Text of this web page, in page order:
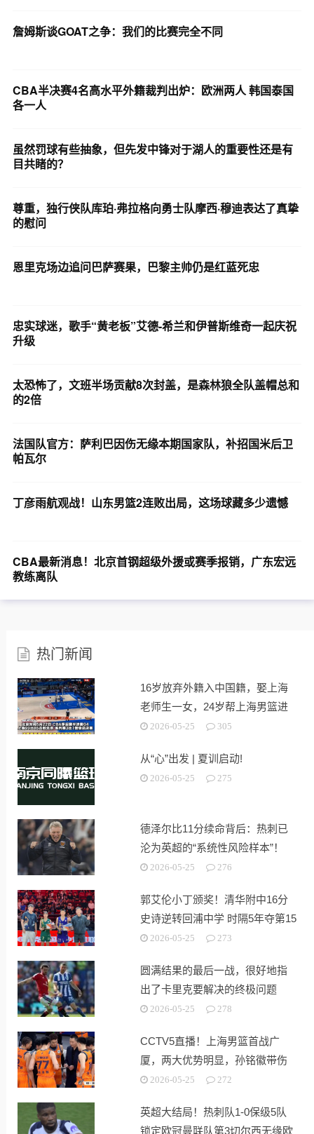
詹姆斯谈GOAT之争：我们的比赛完全不同
CBA半决赛4名高水平外籍裁判出炉：欧洲两人 韩国泰国
各一人
虽然罚球有些抽象，但先发中锋对于湖人的重要性还是有
目共睹的？
尊重，独行侠队库珀·弗拉格向勇士队摩西·穆迪表达了真挚
的慰问
恩里克场边追问巴萨赛果，巴黎主帅仍是红蓝死忠
忠实球迷，歌手“黄老板”艾德-希兰和伊普斯维奇一起庆祝
升级
太恐怖了，文班半场贡献8次封盖，是森林狼全队盖帽总和
的2倍
法国队官方：萨利巴因伤无缘本期国家队，补招国米后卫
帕瓦尔
丁彦雨航观战！山东男篮2连败出局，这场球藏多少遗憾
CBA最新消息！北京首钢超级外援或赛季报销，广东宏远
教练离队
热门新闻
16岁放弃外籍入中国籍，娶上海
老师生一女，24岁帮上海男篮进
决赛
2026-05-25 305
从“心”出发 | 夏训启动!
2026-05-25 275
德泽尔比11分续命背后：热刺已
沦为英超的“系统性风险样本”！
2026-05-25 276
郭艾伦小丁颁奖！清华附中16分
史诗逆转回浦中学 时隔5年夺第15
冠2026-05-25 273
圆满结果的最后一战，很好地指
出了卡里克要解决的终极问题
2026-05-25 278
CCTV5直播！上海男篮首战广
厦，两大优势明显，孙铭徽带伤
出战！
2026-05-25 272
英超大结局！热刺队1-0保级5队
锁定欧冠曼联队第3切尔西无缘欧